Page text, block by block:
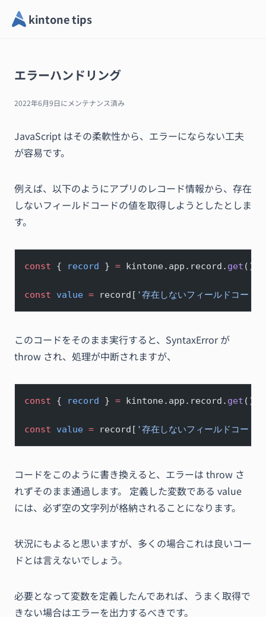
kintone tips
エラーハンドリング
2022年6月9日にメンテナンス済み
JavaScript はその柔軟性から、エラーにならない工夫
が容易です。
例えば、以下のようにアプリのレコード情報から、存在
しないフィールドコードの値を取得しようとしたとしま
す。
const { record } = kintone.app.record. get ();
const value = record[ '存在しないフィールドコード'
このコードをそのまま実行すると、SyntaxError が
throw され、処理が中断されますが、
const { record } = kintone.app.record. get ();
const value = record[ '存在しないフィールドコード'
コードをこのように書き換えると、エラーは throw さ
れずそのまま通過します。 定義した変数である value
には、必ず空の文字列が格納されることになります。
状況にもよると思いますが、多くの場合これは良いコー
ドとは言えないでしょう。
必要となって変数を定義したんであれば、うまく取得で
きない場合はエラーを出力するべきです。